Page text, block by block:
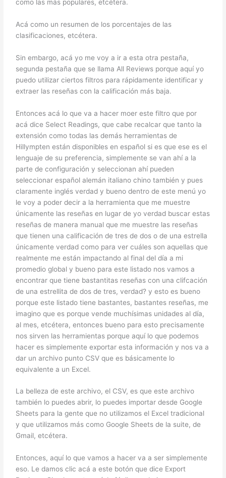
como las más populares, etcétera.
Acá como un resumen de los porcentajes de las
clasificaciones, etcétera.
Sin embargo, acá yo me voy a ir a esta otra pestaña,
segunda pestaña que se llama All Reviews porque aquí yo
puedo utilizar ciertos filtros para rápidamente identificar y
extraer las reseñas con la calificación más baja.
Entonces acá lo que va a hacer moer este filtro que por
acá dice Select Readings, que cabe recalcar que tanto la
extensión como todas las demás herramientas de
Hillympten están disponibles en español si es que ese es el
lenguaje de su preferencia, simplemente se van ahí a la
parte de configuración y seleccionan ahí pueden
seleccionar español alemán italiano chino también y pues
claramente inglés verdad y bueno dentro de este menú yo
le voy a poder decir a la herramienta que me muestre
únicamente las reseñas en lugar de yo verdad buscar estas
reseñas de manera manual que me muestre las reseñas
que tienen una calificación de tres de dos o de una estrella
únicamente verdad como para ver cuáles son aquellas que
realmente me están impactando al final del día a mi
promedio global y bueno para este listado nos vamos a
encontrar que tiene bastantitas reseñas con una clifcación
de una estrellita de dos de tres, verdad? y esto es bueno
porque este listado tiene bastantes, bastantes reseñas, me
imagino que es porque vende muchísimas unidades al día,
al mes, etcétera, entonces bueno para esto precisamente
nos sirven las herramientas porque aquí lo que podemos
hacer es simplemente exportar esta información y nos va a
dar un archivo punto CSV que es básicamente lo
equivalente a un Excel.
La belleza de este archivo, el CSV, es que este archivo
también lo puedes abrir, lo puedes importar desde Google
Sheets para la gente que no utilizamos el Excel tradicional
y que utilizamos más como Google Sheets de la suite, de
Gmail, etcétera.
Entonces, aquí lo que vamos a hacer va a ser simplemente
eso. Le damos clic acá a este botón que dice Export